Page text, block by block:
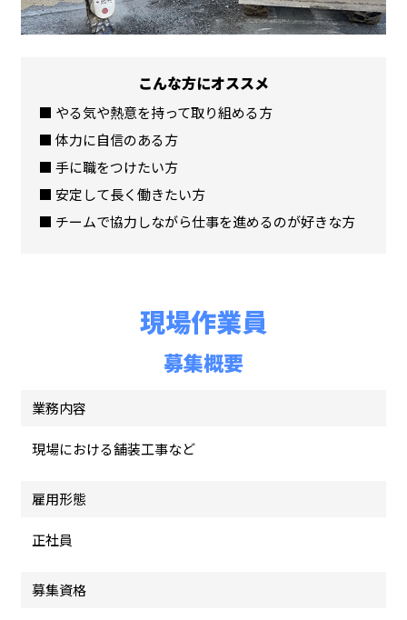
こんな方にオススメ
■ やる気や熱意を持って取り組める方
■ 体力に自信のある方
■ 手に職をつけたい方
■ 安定して長く働きたい方
■ チームで協力しながら仕事を進めるのが好きな方
現場作業員
募集概要
業務内容
現場における舗装工事など
雇用形態
正社員
募集資格